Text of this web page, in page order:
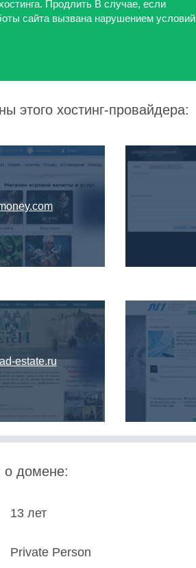
Продлить В случае, если
сайта вызвана нарушением условий
этого хостинг-провайдера:
estate.ru
домене:
13 лет
Private Person